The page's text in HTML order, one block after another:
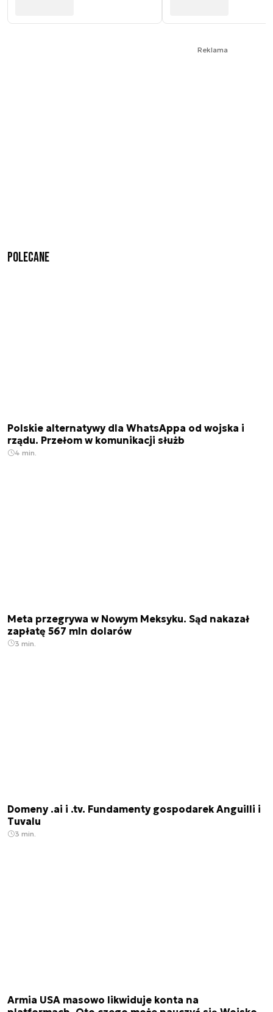
Reklama
Polecane
Polskie alternatywy dla WhatsAppa od wojska i
rządu. Przełom w komunikacji służb
4 min.
Meta przegrywa w Nowym Meksyku. Sąd nakazał
zapłatę 567 mln dolarów
3 min.
Domeny .ai i .tv. Fundamenty gospodarek Anguilli i
Tuvalu
3 min.
Armia USA masowo likwiduje konta na